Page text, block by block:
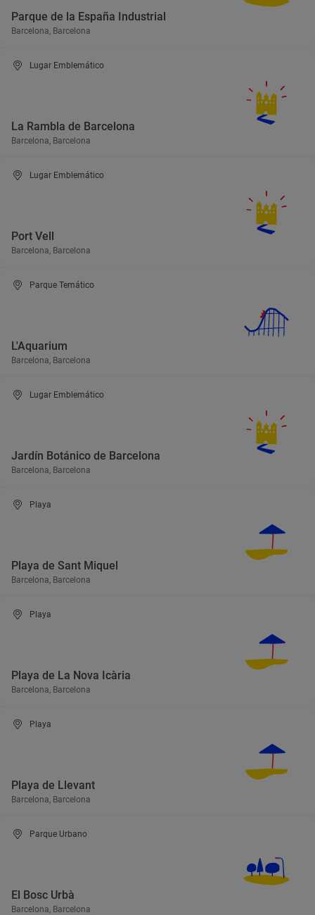
Parque de la España Industrial
Barcelona, Barcelona
Lugar Emblemático
La Rambla de Barcelona
Barcelona, Barcelona
Lugar Emblemático
Port Vell
Barcelona, Barcelona
Parque Temático
L'Aquarium
Barcelona, Barcelona
Lugar Emblemático
Jardín Botánico de Barcelona
Barcelona, Barcelona
Playa
Playa de Sant Miquel
Barcelona, Barcelona
Playa
Playa de La Nova Icària
Barcelona, Barcelona
Playa
Playa de Llevant
Barcelona, Barcelona
Parque Urbano
El Bosc Urbà
Barcelona, Barcelona